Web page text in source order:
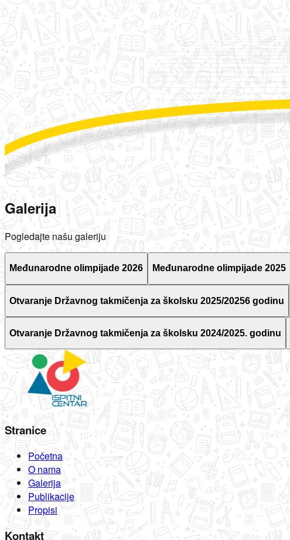
Galerija
Pogledajte našu galeriju
Međunarodne olimpijade 2026 Međunarodne olimpijade 2025
Otvaranje Državnog takmičenja za školsku 2025/20256 godinu
Otvaranje Državnog takmičenja za školsku 2024/2025. godinu
Stranice
Početna
O nama
Galerija
Publikacije
Propisi
Kontakt